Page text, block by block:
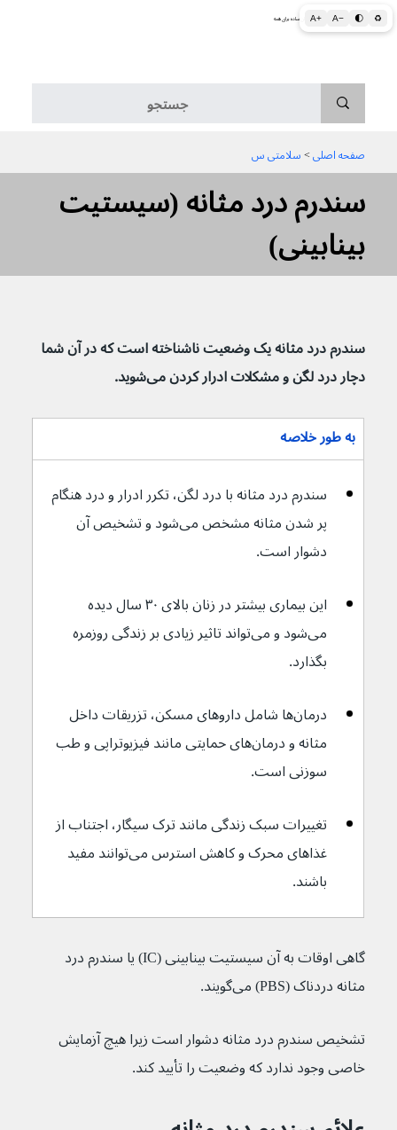
A+ A− 🌓 ♻ اطلاعات پزشکی و بهداشتی به زبان ساده برای همه
سندرم درد مثانه (سیستیت
بینابینی)
صفحه اصلی > سلامتی س
سندرم درد مثانه یک وضعیت ناشناخته است که در آن شما
دچار درد لگن و مشکلات ادرار کردن می‌شوید.
به طور خلاصه
سندرم درد مثانه با درد لگن، تکرر ادرار و درد هنگام
پر شدن مثانه مشخص می‌شود و تشخیص آن
دشوار است.
این بیماری بیشتر در زنان بالای ۳۰ سال دیده
می‌شود و می‌تواند تاثیر زیادی بر زندگی روزمره
بگذارد.
درمان‌ها شامل داروهای مسکن، تزریقات داخل
مثانه و درمان‌های حمایتی مانند فیزیوتراپی و طب
سوزنی است.
تغییرات سبک زندگی مانند ترک سیگار، اجتناب از
غذاهای محرک و کاهش استرس می‌توانند مفید
باشند.
گاهی اوقات به آن سیستیت بینابینی (IC) یا سندرم درد
مثانه دردناک (PBS) می‌گویند.
تشخیص سندرم درد مثانه دشوار است زیرا هیچ آزمایش
خاصی وجود ندارد که وضعیت را تأیید کند.